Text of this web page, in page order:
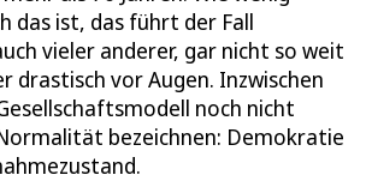
das ist, das führt der Fall
vieler anderer, gar nicht so weit
drastisch vor Augen. Inzwischen
noch nicht
bezeichnen: Demokratie